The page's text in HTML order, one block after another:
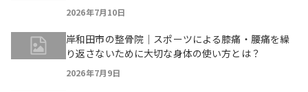
2026年7月10日
岸和田市の整骨院｜スポーツによる膝痛・腰痛を繰
り返さないために大切な身体の使い方とは？
2026年7月9日